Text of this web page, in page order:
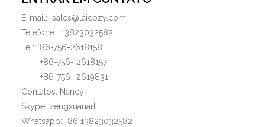
E-mail: sales@laicozy.com
Telefone: 13823032582
Tel: +86-756-2618158
+86-756- 2618157
+86-756- 2619831
Contatos: Nancy
Skype: zengxuanart
Whatsapp: +86 13823032582